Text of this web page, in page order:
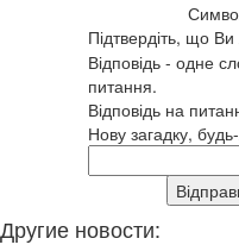
Підтвердіть, що
Відповідь - одне
питання.
Відповідь на
Нову загадку,
Другие новости: